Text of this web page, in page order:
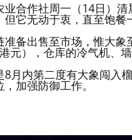
合作社周一（14日）
它无动于衷，直至饱餐
备出售至市场，惟大
元），仓库的冷气机、
月内第二度有大象闯入
加强防御工作。